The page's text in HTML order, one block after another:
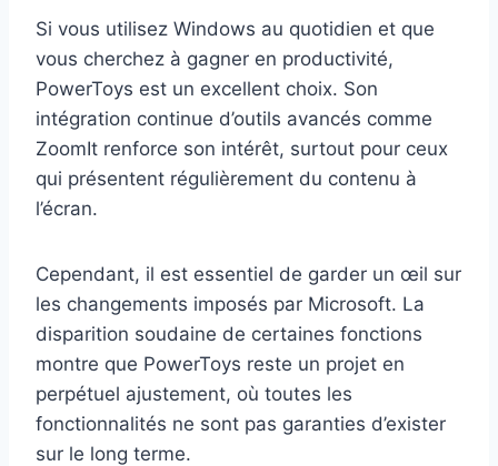
Si vous utilisez Windows au quotidien et que
vous cherchez à gagner en productivité,
PowerToys est un excellent choix. Son
intégration continue d’outils avancés comme
ZoomIt renforce son intérêt, surtout pour ceux
qui présentent régulièrement du contenu à
l’écran.
Cependant, il est essentiel de garder un œil sur
les changements imposés par Microsoft. La
disparition soudaine de certaines fonctions
montre que PowerToys reste un projet en
perpétuel ajustement, où toutes les
fonctionnalités ne sont pas garanties d’exister
sur le long terme.